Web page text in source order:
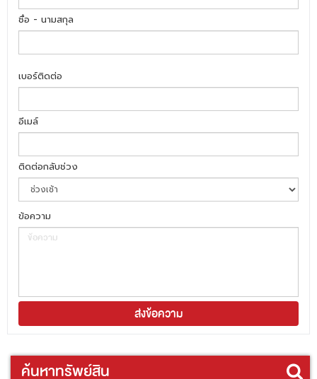
ชื่อ - นามสกุล
เบอร์ติดต่อ
อีเมล์
ติดต่อกลับช่วง
ข้อความ
ค้นหาทรัพย์สิน